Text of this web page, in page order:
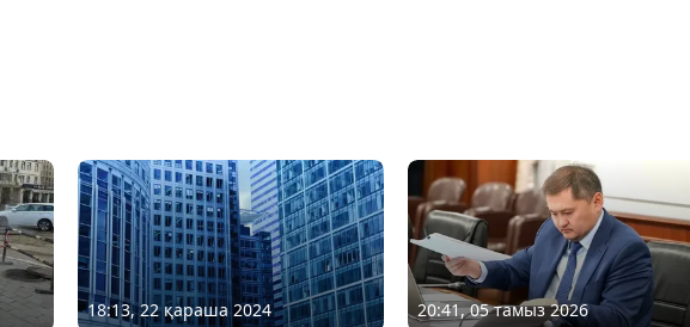
18:13, 22 қараша 2024 20:41, 05 тамыз 2026